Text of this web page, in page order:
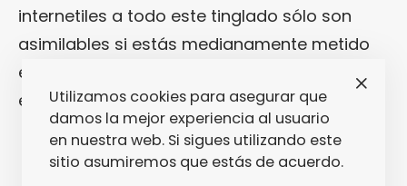
internetiles a todo este tinglado sólo son
asimilables si estás medianamente metido
en el rollo meme. Pero, bueno, más allá de
eso, eso se explica por sí solo, ¿no?
Utilizamos cookies para asegurar que
damos la mejor experiencia al usuario
en nuestra web. Si sigues utilizando este
sitio asumiremos que estás de acuerdo.